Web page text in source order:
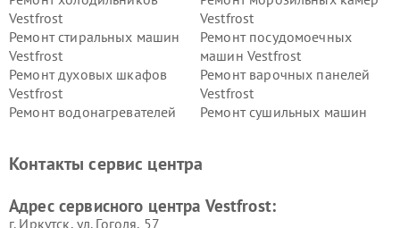
Vestfrost
Vestfrost
Ремонт стиральных машин
Vestfrost
Ремонт посудомоечных
машин Vestfrost
Ремонт духовых шкафов
Vestfrost
Ремонт варочных панелей
Vestfrost
Ремонт водонагревателей
Ремонт сушильных машин
Vestfrost
Контакты сервис центра
Адрес сервисного центра Vestfrost:
г. Иркутск, ул. ​Гоголя, 57